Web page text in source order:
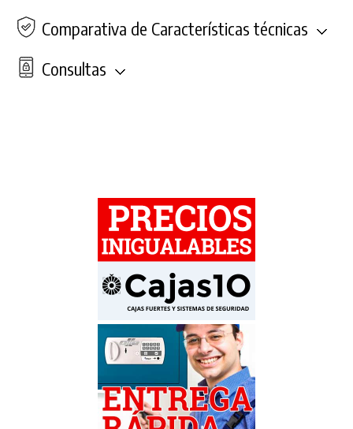
Comparativa de Características técnicas
Consultas